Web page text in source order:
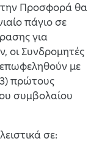
Προσφορά θα
πάγιο σε
για
οι Συνδρομητές
με
πρώτους
συμβολαίου
σε: